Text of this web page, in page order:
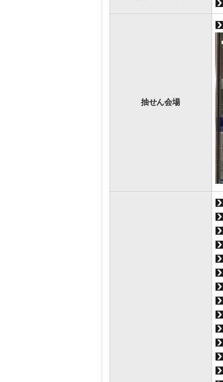
抽せん会場